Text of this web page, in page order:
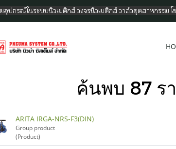
ยอุปกรณ์ในระบบนิวเมติกส์ วงจรนิวเมติกส์ วาล์วอุตสาหกรร
ค้นพบ 87 ร
ARITA IRGA-NRS-F3(DIN)
Group product
(Product)